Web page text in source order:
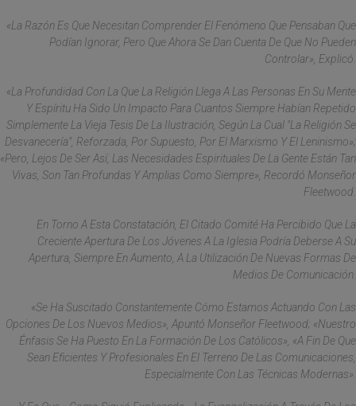
«La Razón Es Que Necesitan Comprender El Fenómeno Que Pensaban Que
Podían Ignorar, Pero Que Ahora Se Dan Cuenta De Que No Pueden
Controlar», Explicó.
«La Profundidad Con La Que La Religión Llega A Las Personas En Su Mente
Y Espíritu Ha Sido Un Impacto Para Cuantos Siempre Habían Repetido
Simplemente La Vieja Tesis De La Ilustración, Según La Cual "la Religión Se
Desvanecería", Reforzada, Por Supuesto, Por El Marxismo Y El Leninismo»;
«pero, Lejos De Ser Así, Las Necesidades Espirituales De La Gente Están Tan
Vivas, Son Tan Profundas Y Amplias Como Siempre», Recordó Monseñor
Fleetwood.
En Torno A Esta Constatación, El Citado Comité Ha Percibido Que La
Creciente Apertura De Los Jóvenes A La Iglesia Podría Deberse A Su
Apertura, Siempre En Aumento, A La Utilización De Nuevas Formas De
Medios De Comunicación.
«Se Ha Suscitado Constantemente Cómo Estamos Actuando Con Las
Opciones De Los Nuevos Medios», Apuntó Monseñor Fleetwood; «nuestro
Énfasis Se Ha Puesto En La Formación De Los Católicos», «a Fin De Que
Sean Eficientes Y Profesionales En El Terreno De Las Comunicaciones,
Especialmente Con Las Técnicas Modernas».